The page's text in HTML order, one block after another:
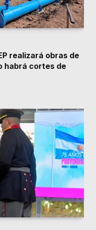
realizará obras de
habrá cortes de